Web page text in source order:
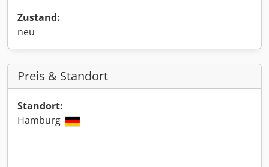
Zustand:
neu
Preis & Standort
Standort:
Hamburg